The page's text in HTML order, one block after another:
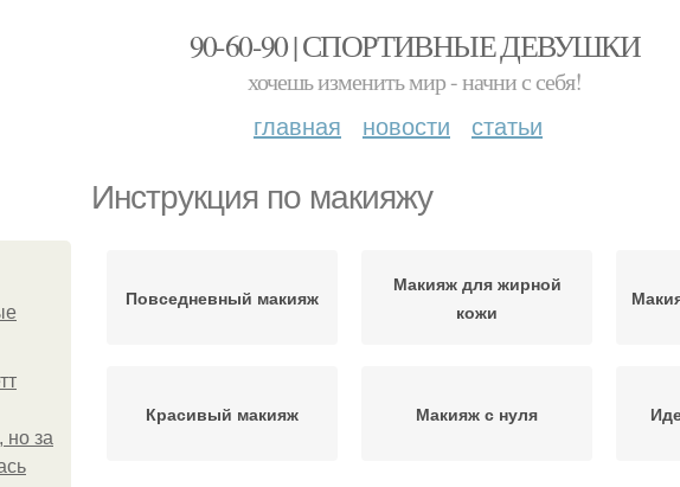
90-60-90 | СПОРТИВНЫЕ ДЕВУШКИ
хочешь изменить мир - начни с себя!
главная новости статьи
Инструкция по макияжу
но за
Повседневный макияж
Макияж для жирной
кожи
Красивый макияж Макияж с нуля